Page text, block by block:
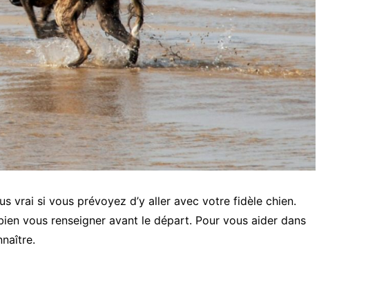
vrai si vous prévoyez d’y aller avec votre fidèle chien.
vous renseigner avant le départ. Pour vous aider dans